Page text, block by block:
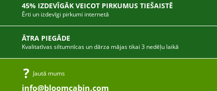
45% IZDEVĪGĀK VEICOT PIRKUMUS TIEŠAISTĒ
Ērti un izdevīgi pirkumi internetā
ĀTRA PIEGĀDE
Kvalitatīvas siltumnīcas un dārza mājas tikai 3 nedēļu laikā
Jautā mums
info@bloomcabin.com